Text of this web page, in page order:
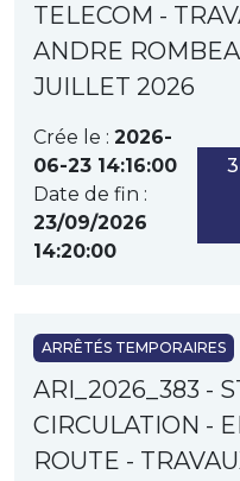
TELECOM -
ANDRE
JUILLET 2026
Crée le : 2026-
06-23 14:16:00
Date de fin :
23/09/2026
14:20:00
ARRÊTÉS TEMPORAIRES
ARI_2026_383 -
CIRCULATION -
ROUTE -